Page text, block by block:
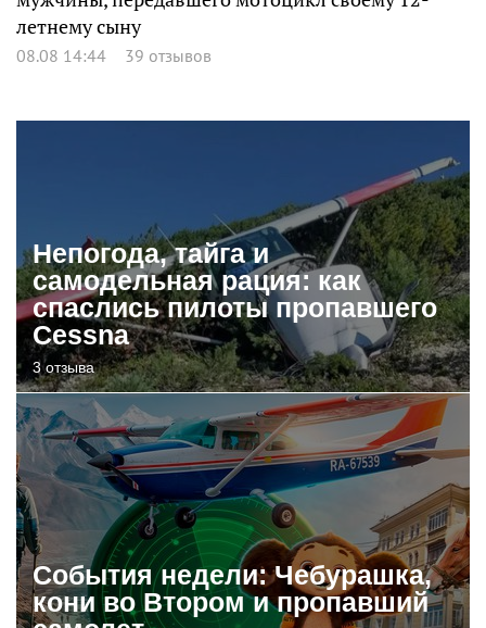
летнему сыну
08.08 14:44 39 отзывов
Непогода, тайга и
самодельная рация: как
спаслись пилоты пропавшего
Cessna
3 отзыва
События недели: Чебурашка,
кони во Втором и пропавший